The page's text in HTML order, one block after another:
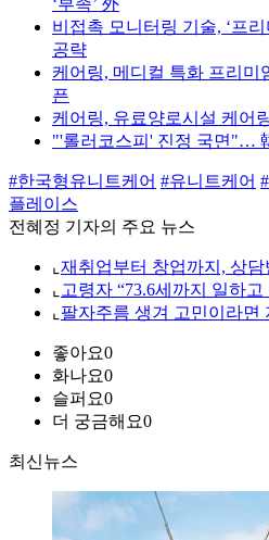
‘부족’ 外
비접촉 모니터링 기술, ‘프
공략
케어링, 메디컬 특화 프리미
픈
케어링, 유료양로시설 케어
"'롤러코스피' 진정 국면"…
#한국형유니트케어 #유니트케어
플레이스
전혜정 기자의 주요 뉴스
⌞ 재취업부터 창업까지, 상
⌞ 고령자 “73.6세까지 일하고
⌞ 팔자주름 생겨 고민이라면
좋아요0
화나요0
슬퍼요0
더 궁금해요0
최신뉴스